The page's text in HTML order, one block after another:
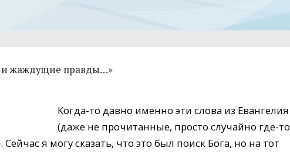
и жаждущие правды…»
Когда-то давно именно эти слова из Евангелия
(даже не прочитанные, просто случайно где-то
я могу сказать, что это был поиск Бога, но на тот